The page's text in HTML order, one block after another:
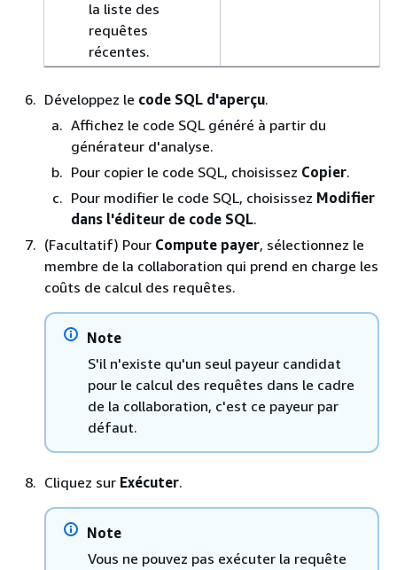
la liste des
requêtes
récentes.
Développez le code SQL d'aperçu.
Affichez le code SQL généré à partir du
générateur d'analyse.
Pour copier le code SQL, choisissez Copier.
Pour modifier le code SQL, choisissez Modifier
dans l'éditeur de code SQL.
(Facultatif) Pour Compute payer, sélectionnez le
membre de la collaboration qui prend en charge les
coûts de calcul des requêtes.
Note
S'il n'existe qu'un seul payeur candidat
pour le calcul des requêtes dans le cadre
de la collaboration, c'est ce payeur par
défaut.
Cliquez sur Exécuter.
Note
Vous ne pouvez pas exécuter la requête